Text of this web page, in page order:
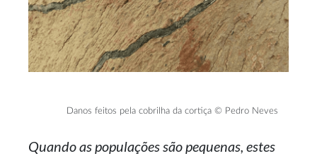
Danos feitos pela cobrilha da cortiça © Pedro Neves
Quando as populações são pequenas, estes